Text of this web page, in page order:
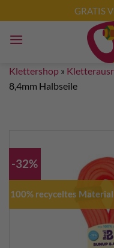
Inhalt
springen
GRATIS
Klettershop »
8,4mm Halbseile
-32%
100% recyceltes Material